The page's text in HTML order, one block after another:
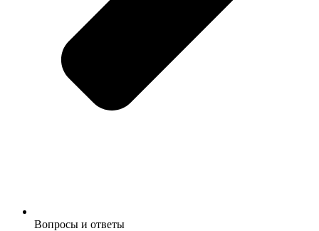
Вопросы и ответы